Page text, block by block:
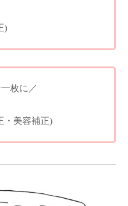
)
枚に／
・美容補正)